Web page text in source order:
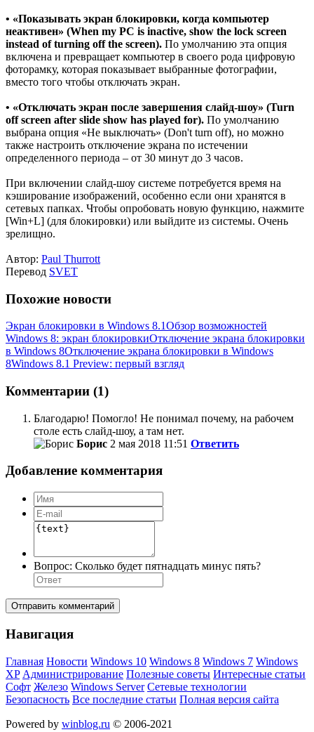
• «Показывать экран блокировки, когда компьютер
неактивен» (When my PC is inactive, show the lock screen
instead of turning off the screen). По умолчанию эта опция
включена и превращает компьютер в своего рода цифровую
фоторамку, которая показывает выбранные фотографии,
вместо того чтобы отключать экран.
• «Отключать экран после завершения слайд-шоу» (Turn
off screen after slide show has played for). По умолчанию
выбрана опция «Не выключать» (Don't turn off), но можно
также настроить отключение экрана по истечении
определенного периода – от 30 минут до 3 часов.
При включении слайд-шоу системе потребуется время на
кэширование изображений, особенно если они хранятся в
сетевых папках. Чтобы опробовать новую функцию, нажмите
[Win+L] (для блокировки) или выйдите из системы. Очень
зрелищно.
Автор: Paul Thurrott
Перевод SVET
Похожие новости
Экран блокировки в Windows 8.1Обзор возможностей
Windows 8: экран блокировкиОтключение экрана блокировки
в Windows 8Отключение экрана блокировки в Windows
8Windows 8.1 Preview: первый взгляд
Комментарии (1)
Благодарю! Помогло! Не понимал почему, на рабочем
столе есть слайд-шоу, а там нет.
Борис 2 мая 2018 11:51 Ответить
Добавление комментария
Вопрос: Сколько будет пятнадцать минус пять?
Отправить комментарий
Навигация
Главная Новости Windows 10 Windows 8 Windows 7 Windows
XP Администрирование Полезные советы Интересные статьи
Софт Железо Windows Server Сетевые технологии
Безопасность Все последние статьи Полная версия сайта
Powered by winblog.ru © 2006-2021